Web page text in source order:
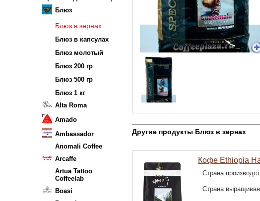
Блюз
Блюз в зернах
Блюз в капсулах
Блюз молотый
Блюз 200 гр
Блюз 500 гр
Блюз 1 кг
Alta Roma
Amado
Ambassador
Anomali Coffee
Arcaffe
Artua Tattoo
Coffeelab
Boasi
Другие продукты Блюз в зернах
Кофе Ethiopia
Страна
Страна